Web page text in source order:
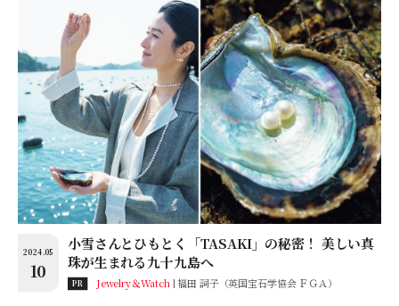
2024.05
10
小雪さんとひもとく「TASAKI」の秘密！ 美しい真
珠が生まれる九十九島へ
PR Jewelry＆Watch 福田 詞子（英国宝石学協会 ＦＧＡ）